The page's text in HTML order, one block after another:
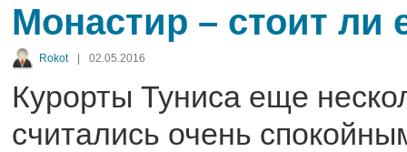
Монастир – стоит ли
Rokot | 02.05.2016
Курорты Туниса еще
считались очень